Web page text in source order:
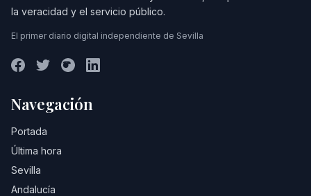
la veracidad y el servicio público.
El primer diario digital independiente de Sevilla
Navegación
Portada
Última hora
Sevilla
Andalucía